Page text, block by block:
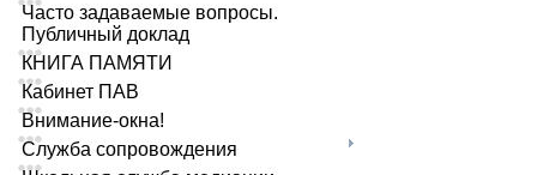
Часто задаваемые вопросы.
Публичный доклад
КНИГА ПАМЯТИ
Кабинет ПАВ
Внимание-окна!
Служба сопровождения